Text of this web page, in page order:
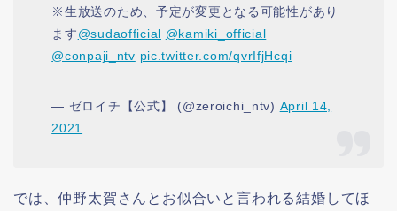
※生放送のため、予定が変更となる可能性があり
ます@sudaofficial @kamiki_official
@conpaji_ntv pic.twitter.com/qvrIfjHcqi
— ゼロイチ【公式】 (@zeroichi_ntv) April 14,
2021
では、仲野太賀さんとお似合いと言われる結婚してほ